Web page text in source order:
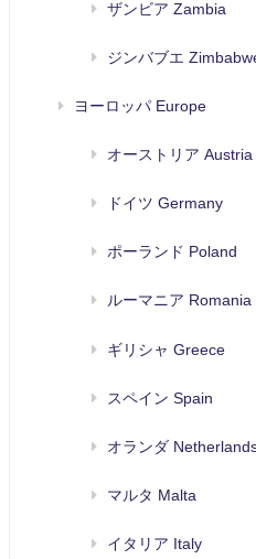
ザンビア Zambia
ジンバブエ
ヨーロッパ Europe
オーストリア Austria
ドイツ Germany
ポーランド Poland
ルーマニア Romania
ギリシャ Greece
スペイン Spain
オランダ
マルタ Malta
イタリア Italy